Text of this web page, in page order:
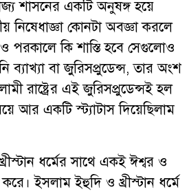
শাসনের একটি অনুষঙ্গ হয়ে
নিষেধাজ্ঞা কোনটা অবজ্ঞা করলে
পরকালে কি শাস্তি হবে সেগুলোও
ব্যাখ্যা বা জুরিসপ্রুডেন্স, তার অংশ
রাষ্ট্রের এই জুরিসপ্রুডেন্সই হল
আর একটি স্ট্যাটাস দিয়েছিলাম
ধর্মের সাথে একই ঈশ্বর ও
ইসলাম ইহুদি ও খ্রীস্টান ধর্মে